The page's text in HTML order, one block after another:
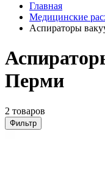
Главная
Медицинские
Аспираторы
Перми
2 товаров
Фильтр